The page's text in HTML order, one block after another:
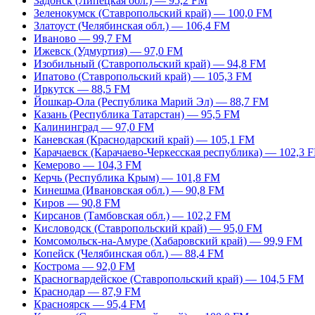
Зеленокумск (Ставропольский край) — 100,0 FM
Златоуст (Челябинская обл.) — 106,4 FM
Иваново — 99,7 FM
Ижевск (Удмуртия) — 97,0 FM
Изобильный (Ставропольский край) — 94,8 FM
Ипатово (Ставропольский край) — 105,3 FM
Иркутск — 88,5 FM
Йошкар-Ола (Республика Марий Эл) — 88,7 FM
Казань (Республика Татарстан) — 95,5 FM
Калининград — 97,0 FM
Каневская (Краснодарский край) — 105,1 FM
Карачаевск (Карачаево-Черкесская республика) — 102,3
Кемерово — 104,3 FM
Керчь (Республика Крым) — 101,8 FM
Кинешма (Ивановская обл.) — 90,8 FM
Киров — 90,8 FM
Кирсанов (Тамбовская обл.) — 102,2 FM
Кисловодск (Ставропольский край) — 95,0 FM
Комсомольск-на-Амуре (Хабаровский край) — 99,9 FM
Копейск (Челябинская обл.) — 88,4 FM
Кострома — 92,0 FM
Красногвардейское (Ставропольский край) — 104,5 FM
Краснодар — 87,9 FM
Красноярск — 95,4 FM